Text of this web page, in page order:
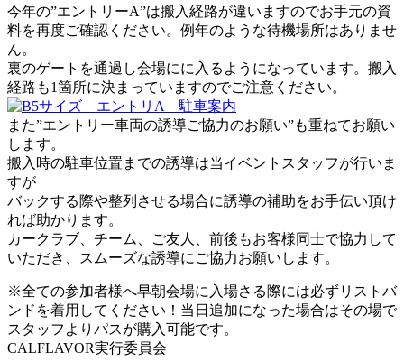
今年の”エントリーA”は搬入経路が違いますのでお手元の資
料を再度ご確認ください。例年のような待機場所はありませ
ん。
裏のゲートを通過し会場にに入るようになっています。搬入
経路も1箇所に決まっていますのでご注意ください。
また”エントリー車両の誘導ご協力のお願い”も重ねてお願い
します。
搬入時の駐車位置までの誘導は当イベントスタッフが行いま
すが
バックする際や整列させる場合に誘導の補助をお手伝い頂け
れば助かります。
カークラブ、チーム、ご友人、前後もお客様同士で協力して
いただき、スムーズな誘導にご協力お願いします。
※全ての参加者様へ早朝会場に入場さる際には必ずリストバ
ンドを着用してください！当日追加になった場合はその場で
スタッフよりパスが購入可能です。
CALFLAVOR実行委員会